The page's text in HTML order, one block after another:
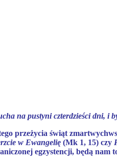
na pustyni czterdzieści dni, i
przeżycia świąt
w Ewangelię (Mk 1, 15) czy
egzystencji, będą nam